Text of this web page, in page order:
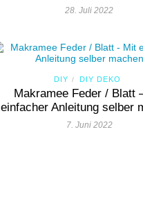
28. Juli 2022
DIY / DIY DEKO
Makramee Feder / Blatt
einfacher Anleitung selber
7. Juni 2022